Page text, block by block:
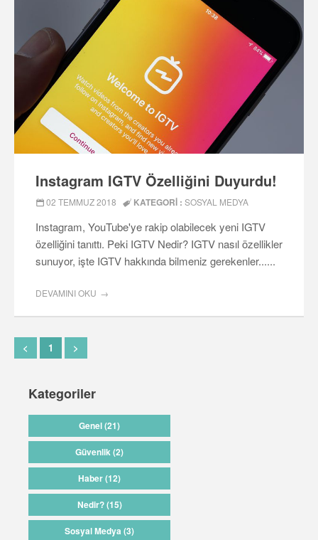
Instagram IGTV Özelliğini Duyurdu!
02 TEMMUZ 2018 KATEGORI : SOSYAL MEDYA
Instagram, YouTube'ye rakip olabilecek yeni IGTV
özelliğini tanıttı. Peki IGTV Nedir? IGTV nasıl özellikler
sunuyor, işte IGTV hakkında bilmeniz gerekenler......
DEVAMINI OKU
< 1 >
Kategoriler
Genel (21)
Güvenlik (2)
Haber (12)
Nedir? (15)
Sosyal Medya (3)